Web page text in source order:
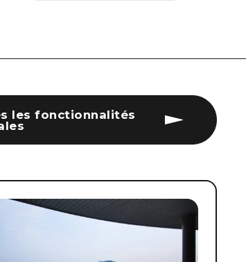
les fonctionnalités